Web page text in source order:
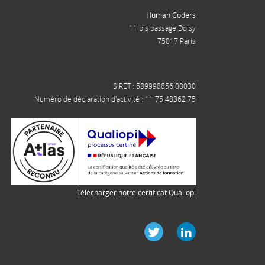
Human Coders
11 bis passage Doisy
75017 Paris
SIRET : 539998856 00030
Numéro de déclaration d'activité : 11 75 48362 75
Télécharger notre certificat Qualiopi